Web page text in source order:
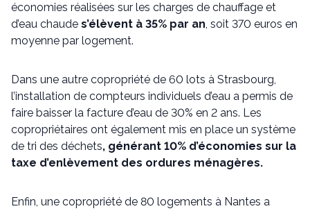
économies réalisées sur les charges de chauffage et
d’eau chaude s’élèvent à 35% par an, soit 370 euros en
moyenne par logement.
Dans une autre copropriété de 60 lots à Strasbourg,
l’installation de compteurs individuels d’eau a permis de
faire baisser la facture d’eau de 30% en 2 ans. Les
copropriétaires ont également mis en place un système
de tri des déchets, générant 10% d’économies sur la
taxe d’enlèvement des ordures ménagères.
Enfin, une copropriété de 80 logements à Nantes a